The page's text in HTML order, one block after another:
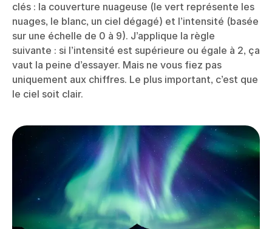
clés : la couverture nuageuse (le vert représente les
nuages, le blanc, un ciel dégagé) et l’intensité (basée
sur une échelle de 0 à 9). J’applique la règle
suivante : si l’intensité est supérieure ou égale à 2, ça
vaut la peine d’essayer. Mais ne vous fiez pas
uniquement aux chiffres. Le plus important, c’est que
le ciel soit clair.